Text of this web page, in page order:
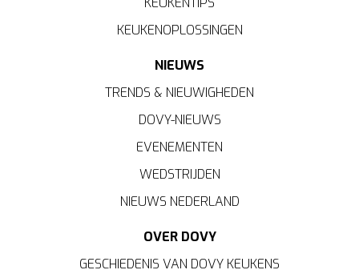
KEUKENOPLOSSINGEN
NIEUWS
TRENDS & NIEUWIGHEDEN
DOVY-NIEUWS
EVENEMENTEN
WEDSTRIJDEN
NIEUWS NEDERLAND
OVER DOVY
GESCHIEDENIS VAN DOVY KEUKENS